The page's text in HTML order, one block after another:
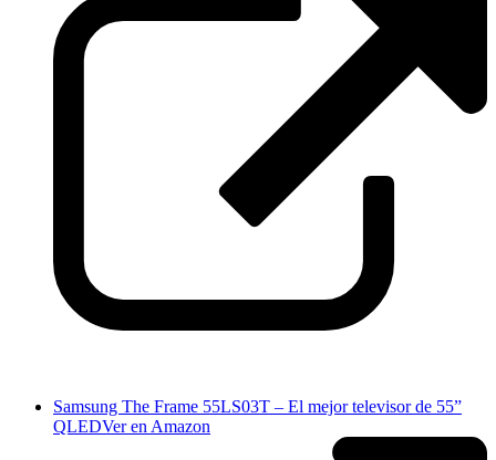
Samsung The Frame 55LS03T – El mejor televisor de 55”
QLEDVer en Amazon